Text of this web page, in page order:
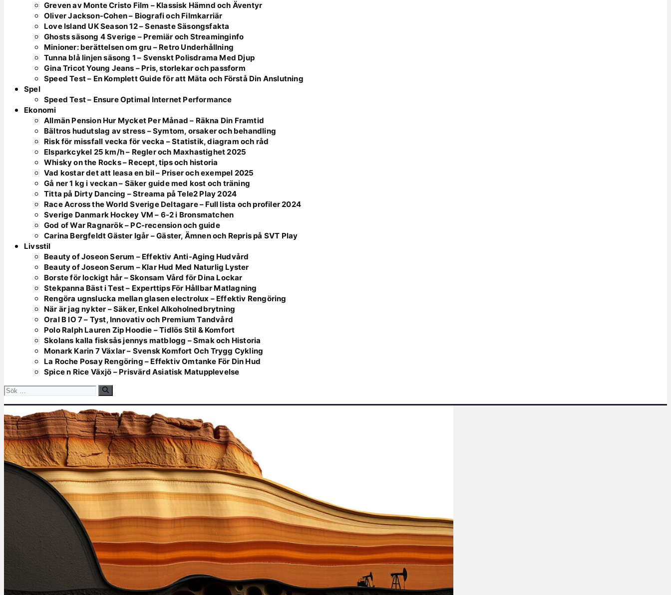
Greven av Monte Cristo Film – Klassisk Hämnd och Äventyr
Oliver Jackson-Cohen – Biografi och Filmkarriär
Love Island UK Season 12 – Senaste Säsongsfakta
Ghosts säsong 4 Sverige – Premiär och Streaminginfo
Minioner: berättelsen om gru – Retro Underhållning
Tunna blå linjen säsong 1 – Svenskt Polisdrama Med Djup
Gina Tricot Young Jeans – Pris, storlekar och passform
Speed Test – En Komplett Guide för att Mäta och Förstå Din Anslutning
Spel
Speed Test – Ensure Optimal Internet Performance
Ekonomi
Allmän Pension Hur Mycket Per Månad – Räkna Din Framtid
Bältros hudutslag av stress – Symtom, orsaker och behandling
Risk för missfall vecka för vecka – Statistik, diagram och råd
Elsparkcykel 25 km/h – Regler och Maxhastighet 2025
Whisky on the Rocks – Recept, tips och historia
Vad kostar det att leasa en bil – Priser och exempel 2025
Gå ner 1 kg i veckan – Säker guide med kost och träning
Titta på Dirty Dancing – Streama på Tele2 Play 2024
Race Across the World Sverige Deltagare – Full lista och profiler 2024
Sverige Danmark Hockey VM – 6-2 i Bronsmatchen
God of War Ragnarök – PC-recension och guide
Carina Bergfeldt Gäster Igår – Gäster, Ämnen och Repris på SVT Play
Livsstil
Beauty of Joseon Serum – Effektiv Anti-Aging Hudvård
Beauty of Joseon Serum – Klar Hud Med Naturlig Lyster
Borste för lockigt hår – Skonsam Vård för Dina Lockar
Stekpanna Bäst i Test – Experttips För Hållbar Matlagning
Rengöra ugnslucka mellan glasen electrolux – Effektiv Rengöring
När är jag nykter – Säker, Enkel Alkoholnedbrytning
Oral B IO 7 – Tyst, Innovativ och Premium Tandvård
Polo Ralph Lauren Zip Hoodie – Tidlös Stil & Komfort
Skolans kalla fisksås jennys matblogg – Smak och Historia
Monark Karin 7 Växlar – Svensk Komfort Och Trygg Cykling
La Roche Posay Rengöring – Effektiv Omtanke För Din Hud
Spice n Rice Växjö – Prisvärd Asiatisk Matupplevelse
Sök